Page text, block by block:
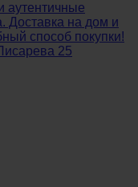
аутентичные
Доставка на дом и
способ покупки!
25